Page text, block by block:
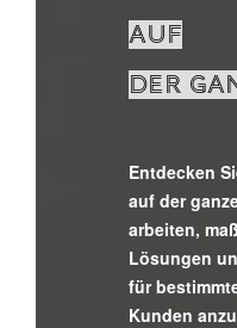
AUF
DER
Entdecken
auf der
arbeiten,
Lösungen
für
Kunden